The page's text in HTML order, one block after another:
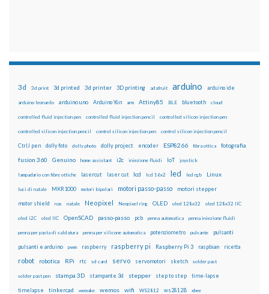
3d 3d print 3d printed 3d printer 3D printing adafruit arduino arduino ide
arduino leonardo arduino uno Arduino Yún arm Attiny85 BLE bluetooth cloud
controlled fluid injection pen controlled fluid injection pencil controlled silicon injection pen
controlled silicon injection pencil control silicon injection pen control silicon injection pencil
CtrlJ pen dolly foto dolly photo dolly project encoder ESP8266 fibra ottica fotografia
fusion 360 Genuino home assistant i2c iniezione fluidi IoT joystick
lampadario con fibre ottiche lasercut laser cut lcd lcd 16x2 led led rgb Linux
luci di natale MKR1000 motori bipolari motori passo-passo motori stepper
motor shield nas natale Neopixel Neopixel ring OLED oled 128x32 oled 128x32 IIC
oled i2C oled IIC OpenSCAD passo-passo pcb penna automatica penna iniezione fluidi
penna per pasta di saldatura penna per silicone automatica potenziometro pulsante pulsanti
pulsanti e arduino pwm raspberry raspberry pi Raspberry Pi 3 raspbian ricetta
robot robotica RPi rtc sd card servo servomotori sketch solder past
solder past pen stampa 3D stampante 3d stepper step to step time-lapse
timelapse tinkercad wemake wemos wifi WS2812 ws2812B xbee